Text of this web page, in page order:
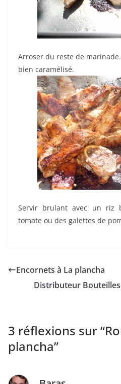
Arroser du reste de
bien caramélisé.
Servir brulant avec un riz
tomate ou des galettes de
Encornets à La plancha
Distributeur
3 réflexions sur “
plancha”